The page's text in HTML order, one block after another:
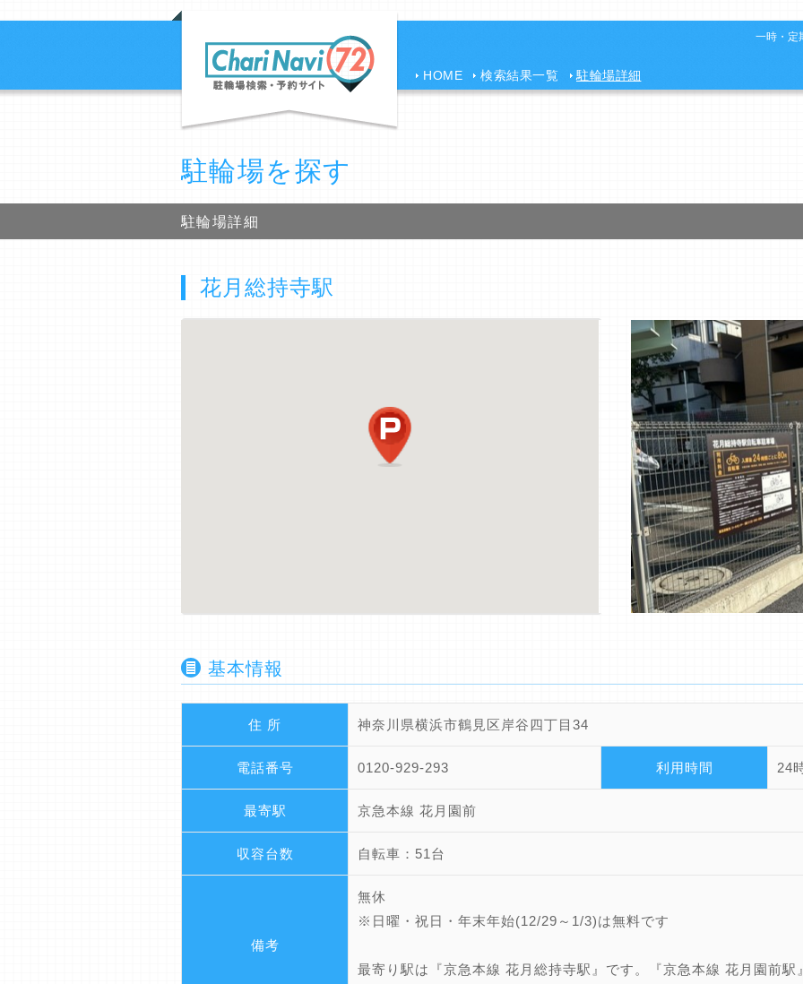
一時・定
HOME 検索結果一覧 駐輪場詳細
駐輪場を探す
駐輪場詳細
花月総持寺駅
基本情報
住 所 神奈川県横浜市鶴見区岸谷四丁目34
電話番号 0120-929-293 利用時間 24
最寄駅 京急本線 花月園前
収容台数 自転車：51台
備考
無休
※日曜・祝日・年末年始(12/29～1/3)は無料です
最寄り駅は『京急本線 花月総持寺駅』です。『京急本線 花月園前